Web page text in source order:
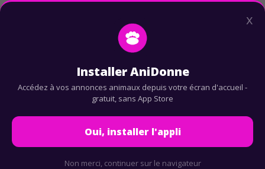
x
Installer AniDonne
Accédez à vos annonces animaux depuis votre écran d'accueil -
gratuit, sans App Store
Oui, installer l'appli
Non merci, continuer sur le navigateur